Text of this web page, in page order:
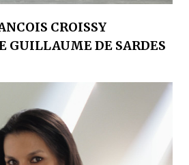
CROISSY
GUILLAUME DE SARDES